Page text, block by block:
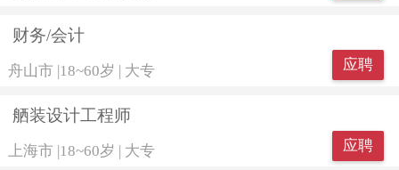
财务/会计
舟山市 |18~60岁 | 大专 应聘
舾装设计工程师
上海市 18~60岁 大专 应聘